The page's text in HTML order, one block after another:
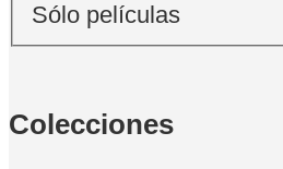
Sólo películas
Colecciones